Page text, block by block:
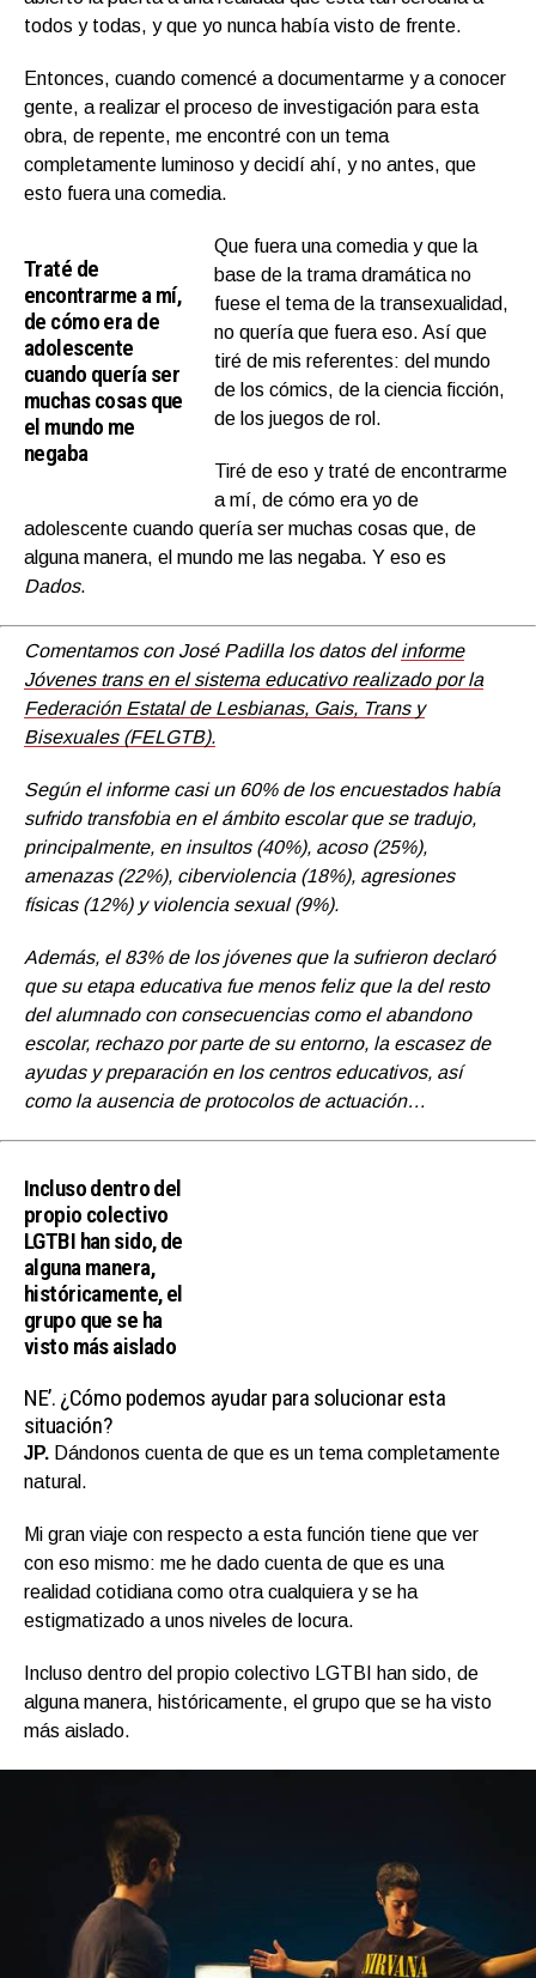
todos y todas, y que yo nunca había visto de frente.
Entonces, cuando comencé a documentarme y a conocer
gente, a realizar el proceso de investigación para esta
obra, de repente, me encontré con un tema
completamente luminoso y decidí ahí, y no antes, que
esto fuera una comedia.
Traté de
encontrarme a mí,
de cómo era de
adolescente
cuando quería ser
muchas cosas que
el mundo me
negaba
Que fuera una comedia y que la
base de la trama dramática no
fuese el tema de la transexualidad,
no quería que fuera eso. Así que
tiré de mis referentes: del mundo
de los cómics, de la ciencia ficción,
de los juegos de rol.
Tiré de eso y traté de encontrarme
a mí, de cómo era yo de
adolescente cuando quería ser muchas cosas que, de
alguna manera, el mundo me las negaba. Y eso es
Dados.
Comentamos con José Padilla los datos delinforme
Jóvenes trans en el sistema educativo realizado por la
Federación Estatal de Lesbianas, Gais, Trans y
Bisexuales (FELGTB).
Según el informe casi un 60% de los encuestados había
sufrido transfobia en el ámbito escolar que se tradujo,
principalmente, en insultos (40%), acoso (25%),
amenazas (22%), ciberviolencia (18%), agresiones
físicas (12%) y violencia sexual (9%).
Además, el 83% de los jóvenes que la sufrieron declaró
que su etapa educativa fue menos feliz que la del resto
del alumnado con consecuencias como el abandono
escolar, rechazo por parte de su entorno, la escasez de
ayudas y preparación en los centros educativos, así
como la ausencia de protocolos de actuación…
Incluso dentro del
propio colectivo
LGTBI han sido, de
alguna manera,
históricamente, el
grupo que se ha
visto más aislado
NE’. ¿Cómo podemos ayudar para solucionar esta
situación?
JP. Dándonos cuenta de que es un tema completamente
natural.
Mi gran viaje con respecto a esta función tiene que ver
con eso mismo: me he dado cuenta de que es una
realidad cotidiana como otra cualquiera y se ha
estigmatizado a unos niveles de locura.
Incluso dentro del propio colectivo LGTBI han sido, de
alguna manera, históricamente, el grupo que se ha visto
más aislado.